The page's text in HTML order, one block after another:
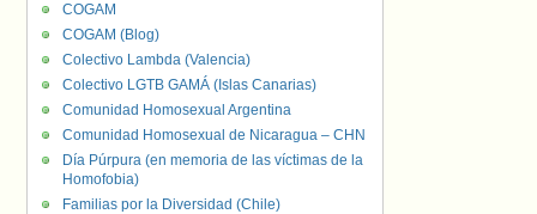
COGAM
COGAM (Blog)
Colectivo Lambda (Valencia)
Colectivo LGTB GAMÁ (Islas Canarias)
Comunidad Homosexual Argentina
Comunidad Homosexual de Nicaragua – CHN
Día Púrpura (en memoria de las víctimas de la
Homofobia)
Familias por la Diversidad (Chile)